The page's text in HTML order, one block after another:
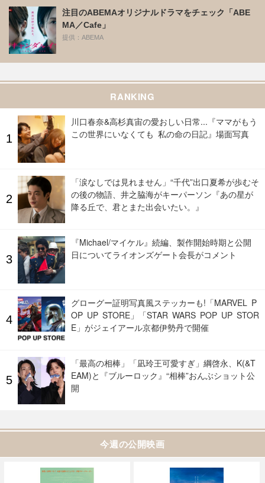
注目のABEMAオリジナルドラマをチェック「ABE
MA／Cafe」
提供：ABEMA
RANKING
川口春奈&高杉真宙の愛おしい日常...『ママがもう
この世界にいなくても 私の命の日記』場面写真
「涙なしでは見れません」“千代”出口夏希が歩むそ
の後の物語、井之脇海がキーパーソン『あの星が
降る丘で、君とまた出会いたい。』
『Michael/マイケル』続編、製作開始時期と公開
日についてライオンズゲート会長がコメント
グローグー証明写真風ステッカーも!「MARVEL P
OP UP STORE」「STAR WARS POP UP STOR
E」がジェイアール京都伊勢丹で開催
「最高の相棒」「凪玲王可愛すぎ」綱啓永、K(&T
EAM)と『ブルーロック』“相棒”おんぶショット公
開
今週の公開映画